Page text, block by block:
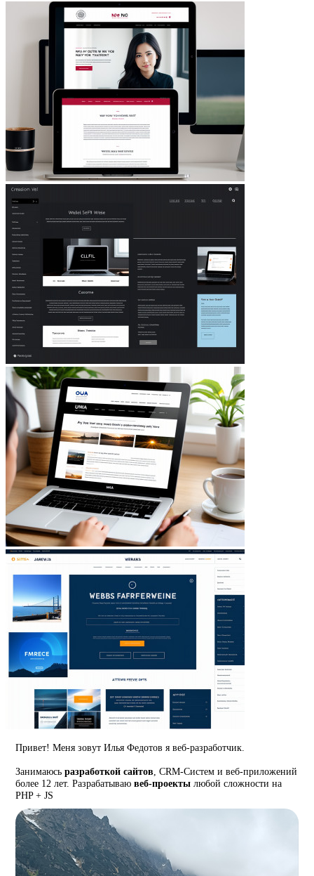
Привет! Меня зовут Илья Федотов я веб-разработчик.
Занимаюсьразработкой сайтов, CRM-Систем и веб-приложений
более 12 лет. Разрабатываювеб-проекты любой сложности на
PHP + JS